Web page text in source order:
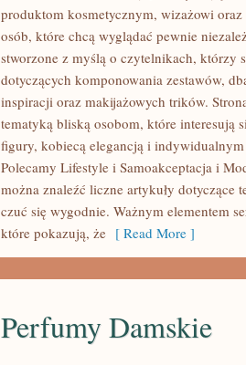
produktom kosmetycznym, wizażowi
osób, które chcą wyglądać pewnie
stworzone z myślą o czytelnikach, którzy
dotyczących komponowania zestawów,
inspiracji oraz makijażowych trików.
tematyką bliską osobom, które interesują
figury, kobiecą elegancją i
Polecamy Lifestyle i Samoakceptacja i
można znaleźć liczne artykuły dotyczące
czuć się wygodnie. Ważnym elementem
które pokazują, że [ Read More ]
Perfumy Damskie